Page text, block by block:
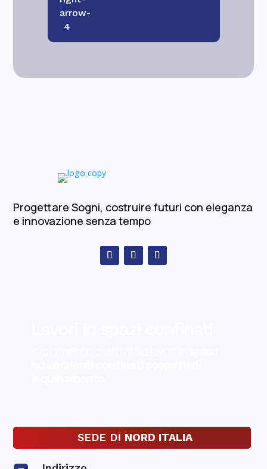
Progettare Sogni, costruire futuri con eleganza
e innovazione senza tempo
SEDE DI NORD ITALIA